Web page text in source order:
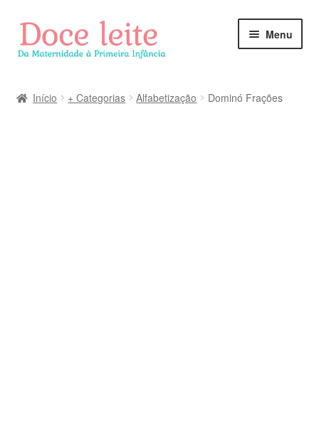
Pular
para
navegação
Pular
para
o
Menu
Início + Categorias Alfabetização Dominó Frações